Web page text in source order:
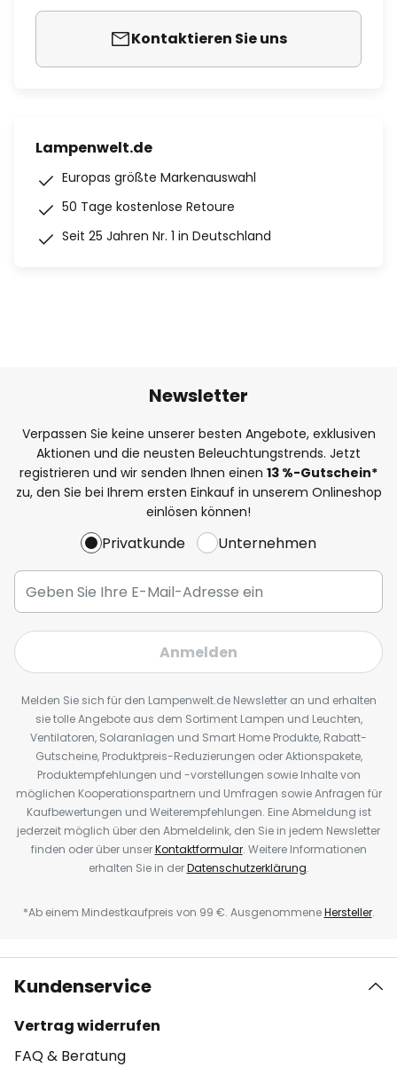
Kontaktieren Sie uns
Lampenwelt.de
Europas größte Markenauswahl
50 Tage kostenlose Retoure
Seit 25 Jahren Nr. 1 in Deutschland
Newsletter
Verpassen Sie keine unserer besten Angebote, exklusiven
Aktionen und die neusten Beleuchtungstrends. Jetzt
registrieren und wir senden Ihnen einen 13 %-Gutschein*
zu, den Sie bei Ihrem ersten Einkauf in unserem Onlineshop
einlösen können!
Privatkunde Unternehmen
Anmelden
Melden Sie sich für den Lampenwelt.de Newsletter an und erhalten
sie tolle Angebote aus dem Sortiment Lampen und Leuchten,
Ventilatoren, Solaranlagen und Smart Home Produkte, Rabatt-
Gutscheine, Produktpreis-Reduzierungen oder Aktionspakete,
Produktempfehlungen und -vorstellungen sowie Inhalte von
möglichen Kooperationspartnern und Umfragen sowie Anfragen für
Kaufbewertungen und Weiterempfehlungen. Eine Abmeldung ist
jederzeit möglich über den Abmeldelink, den Sie in jedem Newsletter
finden oder über unserKontaktformular. Weitere Informationen
erhalten Sie in derDatenschutzerklärung.
*Ab einem Mindestkaufpreis von 99 €. AusgenommeneHersteller.
Kundenservice
Vertrag widerrufen
FAQ & Beratung